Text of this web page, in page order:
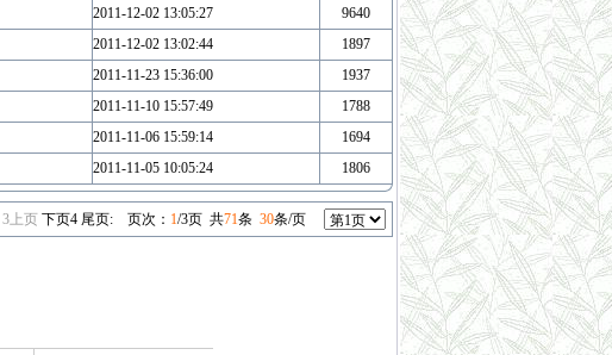
2011-12-02 13:05:27
9640
2011-12-02 13:02:44
1897
2011-11-23 15:36:00
1937
2011-11-10 15:57:49
1788
2011-11-06 15:59:14
1694
2011-11-05 10:05:24 1806
3上页 下页4 尾页:页次： 1/3页 共71条 30条/页